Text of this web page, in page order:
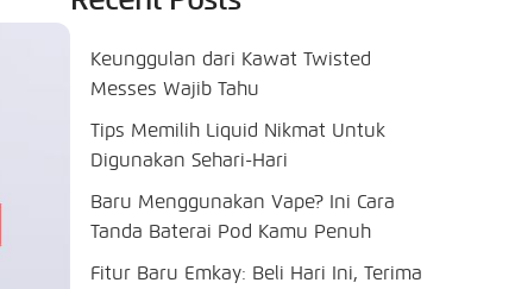
Keunggulan dari Kawat Twisted
Messes Wajib Tahu
Tips Memilih Liquid Nikmat Untuk
Digunakan Sehari-Hari
Baru Menggunakan Vape? Ini Cara
Tanda Baterai Pod Kamu Penuh
Fitur Baru Emkay: Beli Hari Ini, Terima